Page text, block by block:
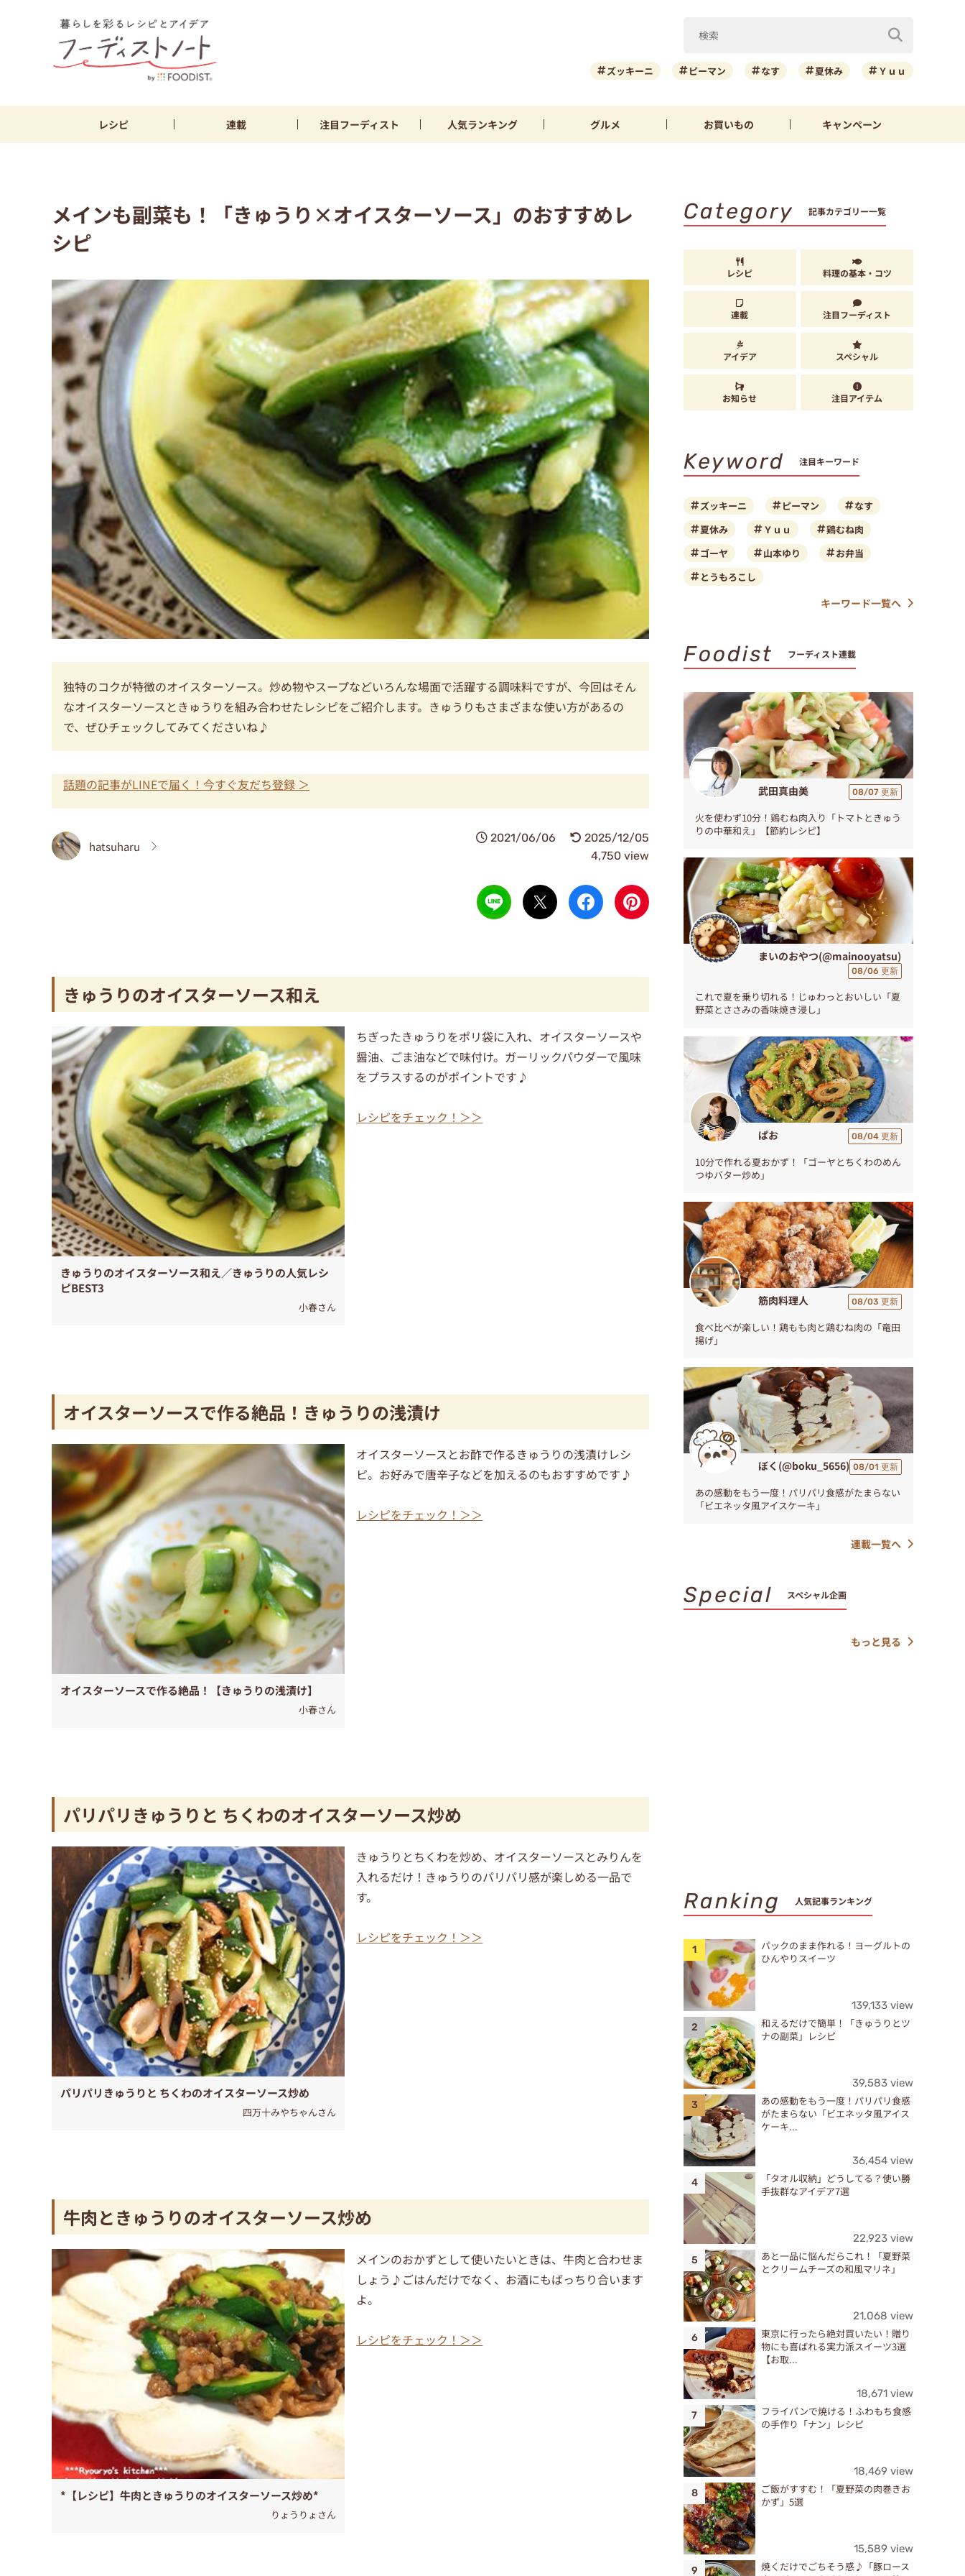
ズッキーニ ピーマン なす 夏休み Ｙｕｕ
レシピ 連載 注目フーディスト 人気ランキング グルメ お買いもの キャンペーン
メインも副菜も！「きゅうり×オイスターソース」のおすすめレ
シピ
独特のコクが特徴のオイスターソース。炒め物やスープなどいろんな場面で活躍する調味料ですが、今回はそん
なオイスターソースときゅうりを組み合わせたレシピをご紹介します。きゅうりもさまざまな使い方があるの
で、ぜひチェックしてみてくださいね♪
話題の記事がLINEで届く！今すぐ友だち登録 ＞
hatsuharu
2021/06/06
2025/12/05
4,750 view
きゅうりのオイスターソース和え
きゅうりのオイスターソース和え／きゅうりの人気レシ
ピBEST3
小春さん
ちぎったきゅうりをポリ袋に入れ、オイスターソースや
醤油、ごま油などで味付け。ガーリックパウダーで風味
をプラスするのがポイントです♪
レシピをチェック！＞＞
オイスターソースで作る絶品！きゅうりの浅漬け
オイスターソースで作る絶品！【きゅうりの浅漬け】
小春さん
オイスターソースとお酢で作るきゅうりの浅漬けレシ
ピ。お好みで唐辛子などを加えるのもおすすめです♪
レシピをチェック！＞＞
パリパリきゅうりと ちくわのオイスターソース炒め
パリパリきゅうりと ちくわのオイスターソース炒め
四万十みやちゃんさん
きゅうりとちくわを炒め、オイスターソースとみりんを
入れるだけ！きゅうりのパリパリ感が楽しめる一品で
す。
レシピをチェック！＞＞
牛肉ときゅうりのオイスターソース炒め
*【レシピ】牛肉ときゅうりのオイスターソース炒め*
りょうりょさん
メインのおかずとして使いたいときは、牛肉と合わせま
しょう♪ごはんだけでなく、お酒にもばっちり合います
よ。
レシピをチェック！＞＞
Category 記事カテゴリー一覧
レシピ 料理の基本・コツ
連載 注目フーディスト
アイデア スペシャル
お知らせ 注目アイテム
Keyword 注目キーワード
ズッキーニ ピーマン
なす
夏休み
Ｙｕｕ
鶏むね肉
ゴーヤ
山本ゆり
お弁当
とうもろこし
キーワード一覧へ
Foodist フーディスト連載
武田真由美 08/07 更新
火を使わず10分！鶏むね肉入り「トマトときゅう
りの中華和え」【節約レシピ】
まいのおやつ(@mainooyatsu)
08/06 更新
これで夏を乗り切れる！じゅわっとおいしい「夏
野菜とささみの香味焼き浸し」
ぱお 08/04 更新
10分で作れる夏おかず！「ゴーヤとちくわのめん
つゆバター炒め」
筋肉料理人 08/03 更新
食べ比べが楽しい！鶏もも肉と鶏むね肉の「竜田
揚げ」
ぼく(@boku_5656) 08/01 更新
あの感動をもう一度！パリパリ食感がたまらない
「ビエネッタ風アイスケーキ」
連載一覧へ
Special スペシャル企画
もっと見る
Ranking 人気記事ランキング
パックのまま作れる！ヨーグルトの
ひんやりスイーツ
139,133 view
和えるだけで簡単！「きゅうりとツ
ナの副菜」レシピ
39,583 view
あの感動をもう一度！パリパリ食感
がたまらない「ビエネッタ風アイス
ケーキ...
36,454 view
「タオル収納」どうしてる？使い勝
手抜群なアイデア7選
22,923 view
あと一品に悩んだらこれ！「夏野菜
とクリームチーズの和風マリネ」
21,068 view
東京に行ったら絶対買いたい！贈り
物にも喜ばれる実力派スイーツ3選
【お取...
18,671 view
フライパンで焼ける！ふわもち食感
の手作り「ナン」レシピ
18,469 view
ご飯がすすむ！「夏野菜の肉巻きお
かず」5選
15,589 view
焼くだけでごちそう感♪「豚ロース